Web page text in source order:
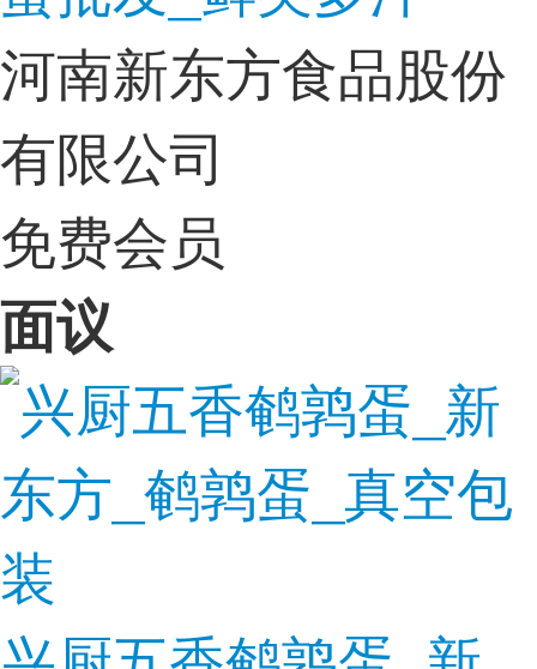
河南新东方食品股份
有限公司
免费会员
面议